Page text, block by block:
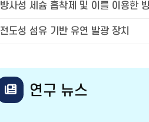
방사성 세슘 흡착제 및 이를 이용한
전도성 섬유 기반 유연 발광 장치
연구 뉴스